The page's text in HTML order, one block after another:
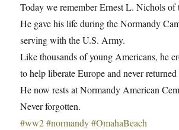
Today we remember Ernest L. Nichols of
He gave his life during the Normandy
serving with the U.S. Army.
Like thousands of young Americans, he
to help liberate Europe and never returned
He now rests at Normandy American
Never forgotten.
#ww2 #normandy #OmahaBeach